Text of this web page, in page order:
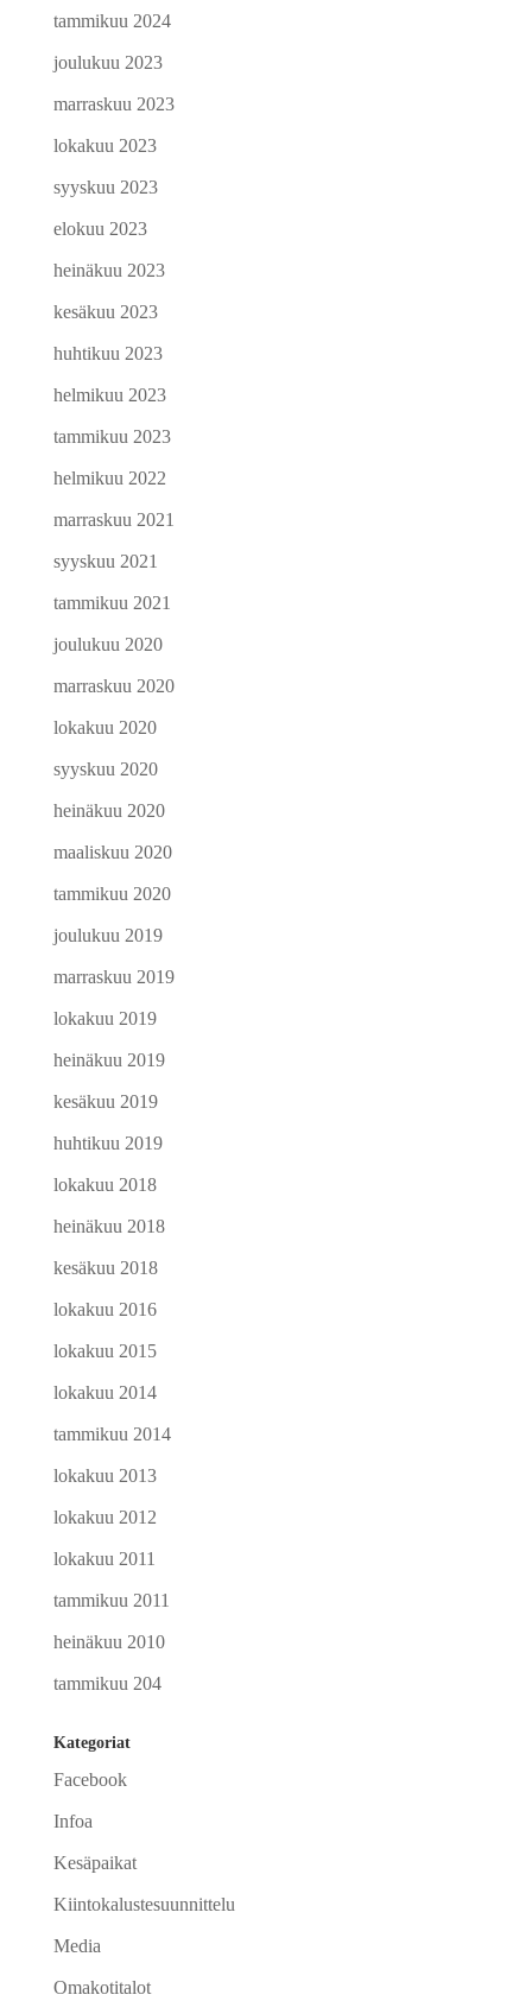
tammikuu 2024
joulukuu 2023
marraskuu 2023
lokakuu 2023
syyskuu 2023
elokuu 2023
heinäkuu 2023
kesäkuu 2023
huhtikuu 2023
helmikuu 2023
tammikuu 2023
helmikuu 2022
marraskuu 2021
syyskuu 2021
tammikuu 2021
joulukuu 2020
marraskuu 2020
lokakuu 2020
syyskuu 2020
heinäkuu 2020
maaliskuu 2020
tammikuu 2020
joulukuu 2019
marraskuu 2019
lokakuu 2019
heinäkuu 2019
kesäkuu 2019
huhtikuu 2019
lokakuu 2018
heinäkuu 2018
kesäkuu 2018
lokakuu 2016
lokakuu 2015
lokakuu 2014
tammikuu 2014
lokakuu 2013
lokakuu 2012
lokakuu 2011
tammikuu 2011
heinäkuu 2010
tammikuu 204
Kategoriat
Facebook
Infoa
Kesäpaikat
Kiintokalustesuunnittelu
Media
Omakotitalot